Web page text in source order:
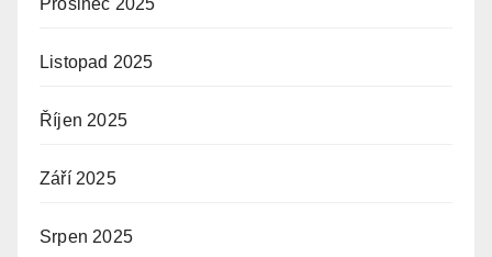
Prosinec 2025
Listopad 2025
Říjen 2025
Září 2025
Srpen 2025